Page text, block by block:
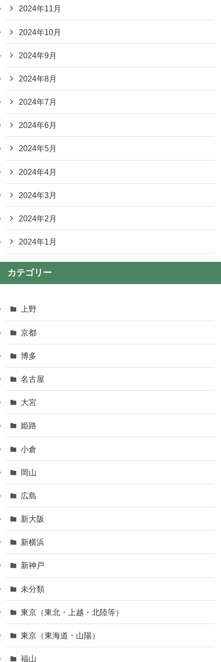
2024年11月
2024年10月
2024年9月
2024年8月
2024年7月
2024年6月
2024年5月
2024年4月
2024年3月
2024年2月
2024年1月
カテゴリー
上野
京都
博多
名古屋
大宮
姫路
小倉
岡山
広島
新大阪
新横浜
新神戸
未分類
東京（東北・上越・北陸等）
東京（東海道・山陽）
福山